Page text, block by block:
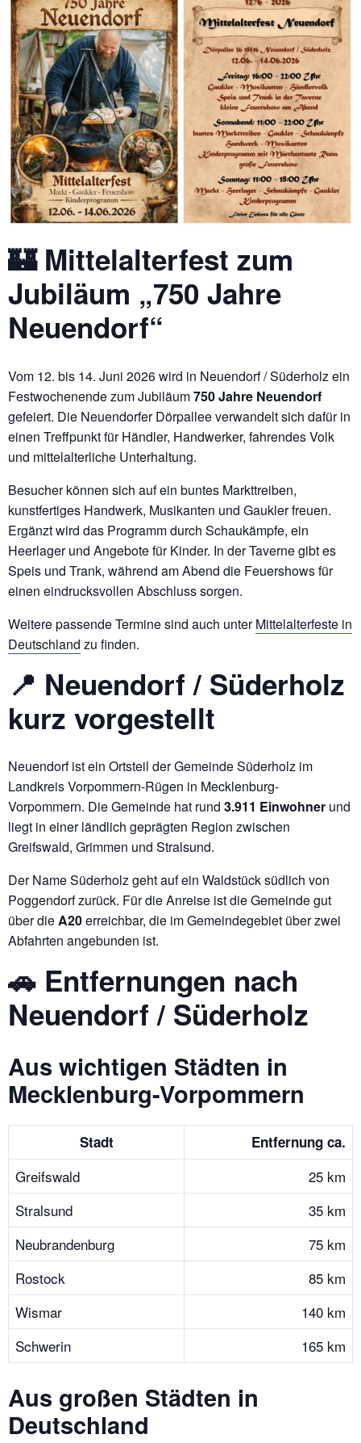
🏰 Mittelalterfest zum
Jubiläum „750 Jahre
Neuendorf“
Vom 12. bis 14. Juni 2026 wird in Neuendorf / Süderholz ein
Festwochenende zum Jubiläum750 Jahre Neuendorf
gefeiert. Die Neuendorfer Dörpallee verwandelt sich dafür in
einen Treffpunkt für Händler, Handwerker, fahrendes Volk
und mittelalterliche Unterhaltung.
Besucher können sich auf ein buntes Markttreiben,
kunstfertiges Handwerk, Musikanten und Gaukler freuen.
Ergänzt wird das Programm durch Schaukämpfe, ein
Heerlager und Angebote für Kinder. In der Taverne gibt es
Speis und Trank, während am Abend die Feuershows für
einen eindrucksvollen Abschluss sorgen.
Weitere passende Termine sind auch unterMittelalterfeste in
Deutschland zu finden.
📍 Neuendorf / Süderholz
kurz vorgestellt
Neuendorf ist ein Ortsteil der Gemeinde Süderholz im
Landkreis Vorpommern-Rügen in Mecklenburg-
Vorpommern. Die Gemeinde hat rund 3.911 Einwohner und
liegt in einer ländlich geprägten Region zwischen
Greifswald, Grimmen und Stralsund.
Der Name Süderholz geht auf ein Waldstück südlich von
Poggendorf zurück. Für die Anreise ist die Gemeinde gut
über dieA20erreichbar, die im Gemeindegebiet über zwei
Abfahrten angebunden ist.
🚗 Entfernungen nach
Neuendorf / Süderholz
Aus wichtigen Städten in
Mecklenburg-Vorpommern
Stadt Entfernung ca.
Greifswald
25 km
Stralsund
35 km
Neubrandenburg
75 km
Rostock
85 km
Wismar
140 km
Schwerin
165 km
Aus großen Städten in
Deutschland